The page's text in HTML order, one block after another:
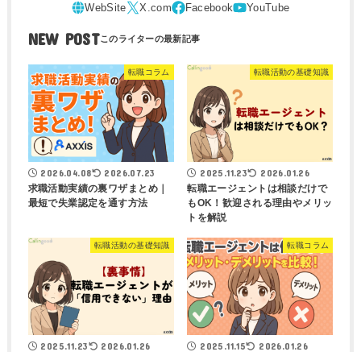
NEW POST
転職コラム
2026.04.08 2026.07.23
求職活動実績の裏ワザまとめ｜
最短で失業認定を通す方法
転職活動の基礎知識
2025.11.23 2026.01.26
転職エージェントは相談だけで
もOK！歓迎される理由やメリッ
トを解説
転職活動の基礎知識
2025.11.23 2026.01.26
転職コラム
2025.11.15 2026.01.26